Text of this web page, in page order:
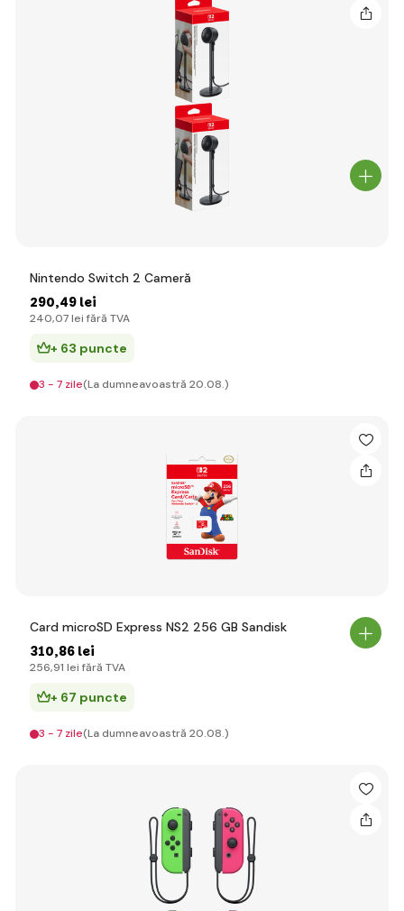
Nintendo Switch 2 Cameră
290,49 lei
240,07 lei fără TVA
+ 63 puncte
3 - 7 zile(La dumneavoastră 20.08.)
Card microSD Express NS2 256 GB Sandisk
310,86 lei
256,91 lei fără TVA
+ 67 puncte
3 - 7 zile(La dumneavoastră 20.08.)